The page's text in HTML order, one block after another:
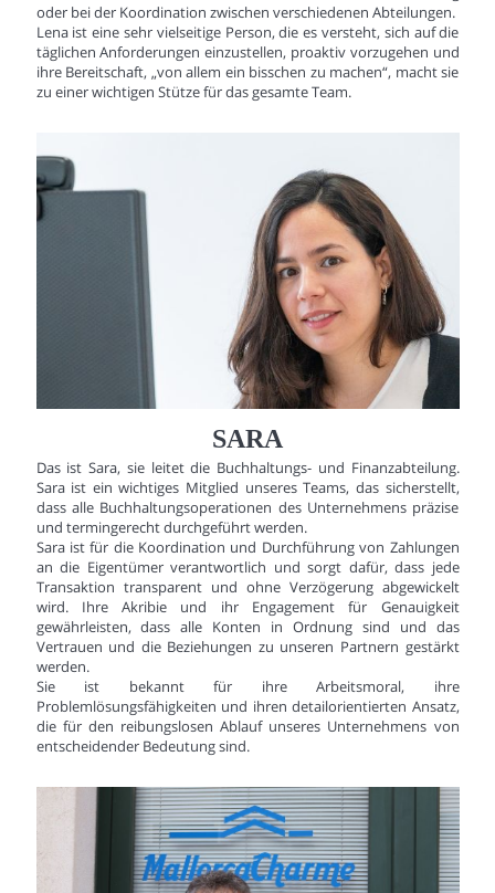
oder bei der Koordination zwischen verschiedenen Abteilungen.
Lena ist eine sehr vielseitige Person, die es versteht, sich auf die
täglichen Anforderungen einzustellen, proaktiv vorzugehen und
ihre Bereitschaft, „von allem ein bisschen zu machen“, macht sie
zu einer wichtigen Stütze für das gesamte Team.
SARA
Das ist Sara, sie leitet die Buchhaltungs- und Finanzabteilung.
Sara ist ein wichtiges Mitglied unseres Teams, das sicherstellt,
dass alle Buchhaltungsoperationen des Unternehmens präzise
und termingerecht durchgeführt werden.
Sara ist für die Koordination und Durchführung von Zahlungen
an die Eigentümer verantwortlich und sorgt dafür, dass jede
Transaktion transparent und ohne Verzögerung abgewickelt
wird. Ihre Akribie und ihr Engagement für Genauigkeit
gewährleisten, dass alle Konten in Ordnung sind und das
Vertrauen und die Beziehungen zu unseren Partnern gestärkt
werden.
Sie ist bekannt für ihre Arbeitsmoral, ihre
Problemlösungsfähigkeiten und ihren detailorientierten Ansatz,
die für den reibungslosen Ablauf unseres Unternehmens von
entscheidender Bedeutung sind.